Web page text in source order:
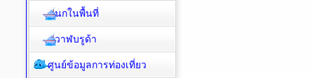
นกในพื้นที่
วาฬบรูด้า
ศูนย์ข้อมูลการท่องเที่ยว